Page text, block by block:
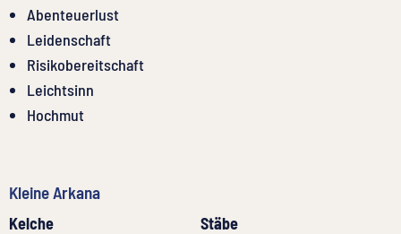
Abenteuerlust
Leidenschaft
Risikobereitschaft
Leichtsinn
Hochmut
Kleine Arkana
Kelche
Stäbe